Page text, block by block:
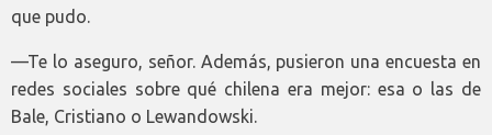
que pudo.
—Te lo aseguro, señor. Además, pusieron una encuesta en
redes sociales sobre qué chilena era mejor: esa o las de
Bale, Cristiano o Lewandowski.